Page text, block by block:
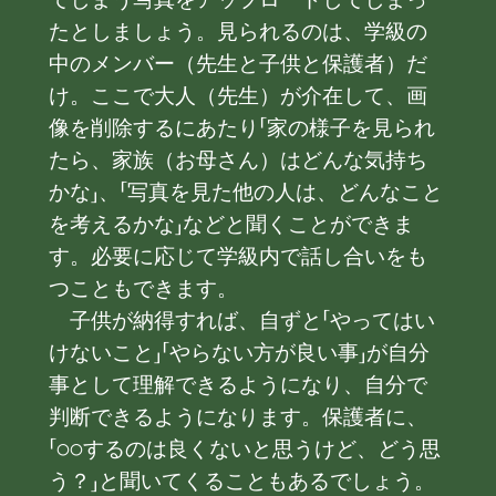
たとしましょう。見られるのは、学級の
中のメンバー（先生と子供と保護者）だ
け。ここで大人（先生）が介在して、画
像を削除するにあたり「家の様子を見られ
たら、家族（お母さん）はどんな気持ち
かな」、「写真を見た他の人は、どんなこと
を考えるかな」などと聞くことができま
す。必要に応じて学級内で話し合いをも
つこともできます。
子供が納得すれば、自ずと「やってはい
けないこと」「やらない方が良い事」が自分
事として理解できるようになり、自分で
判断できるようになります。保護者に、
「○○するのは良くないと思うけど、どう思
う？」と聞いてくることもあるでしょう。